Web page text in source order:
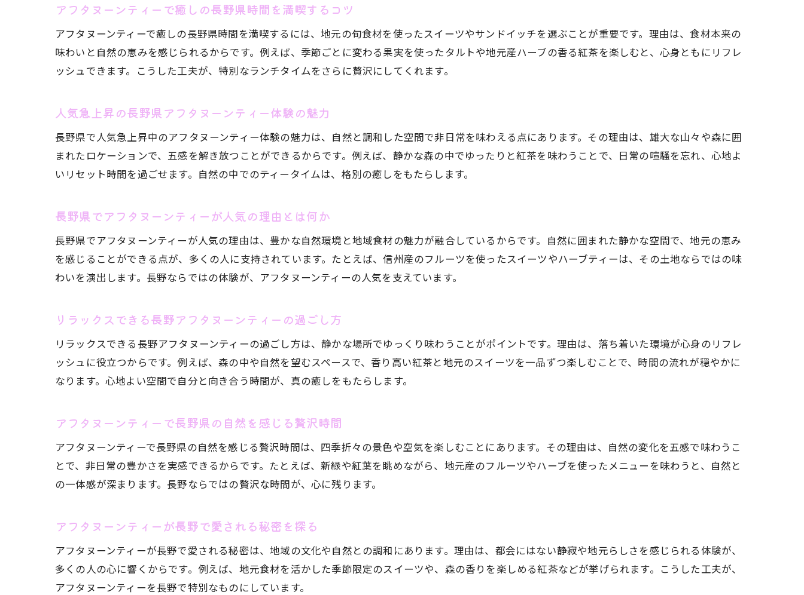
季節限定アフタヌーンティーランチの楽しみ方
アフタヌーンティーで旬の食材を堪能する方法
長野県ならではの季節感あふれるランチとアフタヌーンティー
自然に囲まれた長野県で贅沢な午後を過ごす秘訣
自然溢れる長野県でアフタヌーンティーを楽しむ極意
アフタヌーンティーで贅沢な午後を過ごすための工夫
長野県の自然とアフタヌーンティーで心を満たす
アフタヌーンティーを満喫したいなら地元食材に注目
地元食材使用のアフタヌーンティーが選ばれる理由
長野県産スイーツが光るアフタヌーンティーの魅力
アフタヌーンティーをより楽しむための食材選び
心ときめく長野県のアフタヌーンティーランチ事情
長野県で話題のアフタヌーンティーランチとは
アフタヌーンティーとランチの絶妙な組み合わせ
アフタヌーンティーランチで充実の休日を過ごす方法
長野の癒し時間を彩るアフタヌーンティーの魅力
アフタヌーンティーが叶える長野の癒し時間の秘密
アフタヌーンティーで癒しの長野県時間を満喫するコツ
アフタヌーンティーで癒しの長野県時間を満喫するには、地元の旬食材を使ったスイーツやサンドイッチを選ぶことが重要です。理由は、食材本来の
味わいと自然の恵みを感じられるからです。例えば、季節ごとに変わる果実を使ったタルトや地元産ハーブの香る紅茶を楽しむと、心身ともにリフレ
ッシュできます。こうした工夫が、特別なランチタイムをさらに贅沢にしてくれます。
人気急上昇の長野県アフタヌーンティー体験の魅力
長野県で人気急上昇中のアフタヌーンティー体験の魅力は、自然と調和した空間で非日常を味わえる点にあります。その理由は、雄大な山々や森に囲
まれたロケーションで、五感を解き放つことができるからです。例えば、静かな森の中でゆったりと紅茶を味わうことで、日常の喧騒を忘れ、心地よ
いリセット時間を過ごせます。自然の中でのティータイムは、格別の癒しをもたらします。
長野県でアフタヌーンティーが人気の理由とは何か
長野県でアフタヌーンティーが人気の理由は、豊かな自然環境と地域食材の魅力が融合しているからです。自然に囲まれた静かな空間で、地元の恵み
を感じることができる点が、多くの人に支持されています。たとえば、信州産のフルーツを使ったスイーツやハーブティーは、その土地ならではの味
わいを演出します。長野ならではの体験が、アフタヌーンティーの人気を支えています。
リラックスできる長野アフタヌーンティーの過ごし方
リラックスできる長野アフタヌーンティーの過ごし方は、静かな場所でゆっくり味わうことがポイントです。理由は、落ち着いた環境が心身のリフレ
ッシュに役立つからです。例えば、森の中や自然を望むスペースで、香り高い紅茶と地元のスイーツを一品ずつ楽しむことで、時間の流れが穏やかに
なります。心地よい空間で自分と向き合う時間が、真の癒しをもたらします。
アフタヌーンティーで長野県の自然を感じる贅沢時間
アフタヌーンティーで長野県の自然を感じる贅沢時間は、四季折々の景色や空気を楽しむことにあります。その理由は、自然の変化を五感で味わうこ
とで、非日常の豊かさを実感できるからです。たとえば、新緑や紅葉を眺めながら、地元産のフルーツやハーブを使ったメニューを味わうと、自然と
の一体感が深まります。長野ならではの贅沢な時間が、心に残ります。
アフタヌーンティーが長野で愛される秘密を探る
アフタヌーンティーが長野で愛される秘密は、地域の文化や自然との調和にあります。理由は、都会にはない静寂や地元らしさを感じられる体験が、
多くの人の心に響くからです。例えば、地元食材を活かした季節限定のスイーツや、森の香りを楽しめる紅茶などが挙げられます。こうした工夫が、
アフタヌーンティーを長野で特別なものにしています。
お気軽にお問い合わせください
お気軽にお問い合わせください